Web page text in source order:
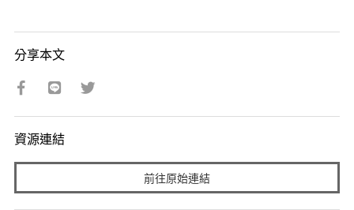
分享本文
資源連結
前往原始連結